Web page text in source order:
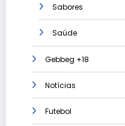
Sabores
Saúde
Gebbeg +18
Notícias
Futebol